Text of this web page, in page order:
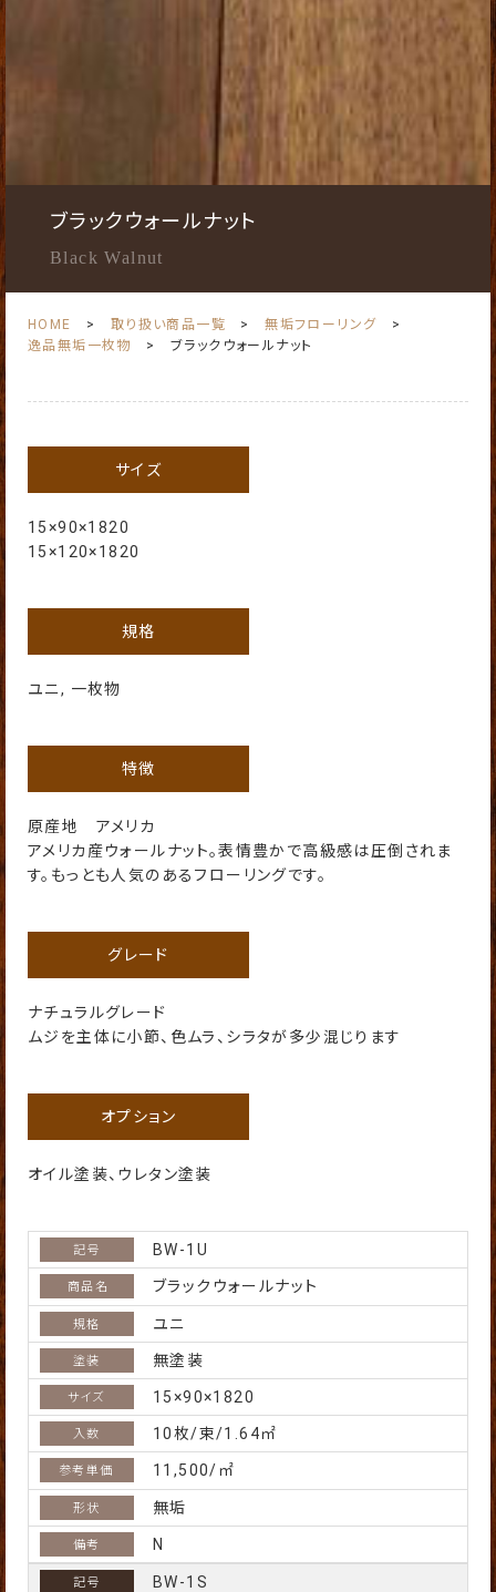
ブラックウォールナット
Black Walnut
HOME 取り扱い商品一覧
無垢フローリング
逸品無垢一枚物
ブラックウォールナット
サイズ
15×90×1820
15×120×1820
規格
ユニ, 一枚物
特徴
原産地 アメリカ
アメリカ産ウォールナット。表情豊かで高級感は圧倒されま
す。もっとも人気のあるフローリングです。
グレード
ナチュラルグレード
ムジを主体に小節、色ムラ、シラタが多少混じります
オプション
オイル塗装、ウレタン塗装
BW-1U
ブラックウォールナット
ユニ
無塗装
15×90×1820
10枚/束/1.64㎡
11,500/㎡
無垢
N
BW-1S